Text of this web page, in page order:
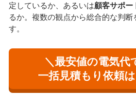
定しているか、あるいは顧客サポー
るか。複数の観点から総合的な判
す。
＼最安値の電気代
一括見積もり依頼